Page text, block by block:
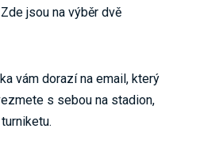
jsou na výběr dvě
vám dorazí na email, který
s sebou na stadion,